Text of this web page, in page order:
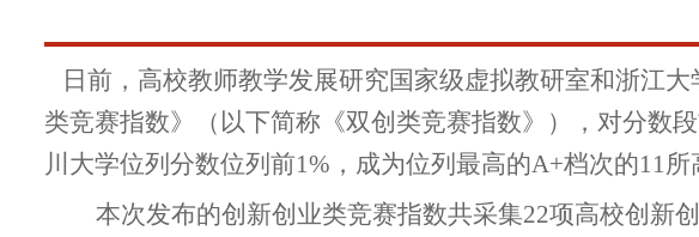
日前，高校教师教学发展研究国家级虚拟教研室和浙江
类竞赛指数》（以下简称《双创类竞赛指数》），对分数
川大学位列分数位列前1%，成为位列最高的A+档次的11所
本次发布的创新创业类竞赛指数共采集22项高校创新